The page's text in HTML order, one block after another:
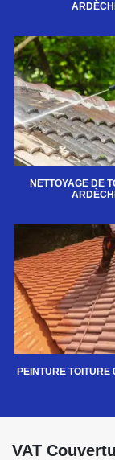
NETTOYAGE DE
PEINTURE
VAT